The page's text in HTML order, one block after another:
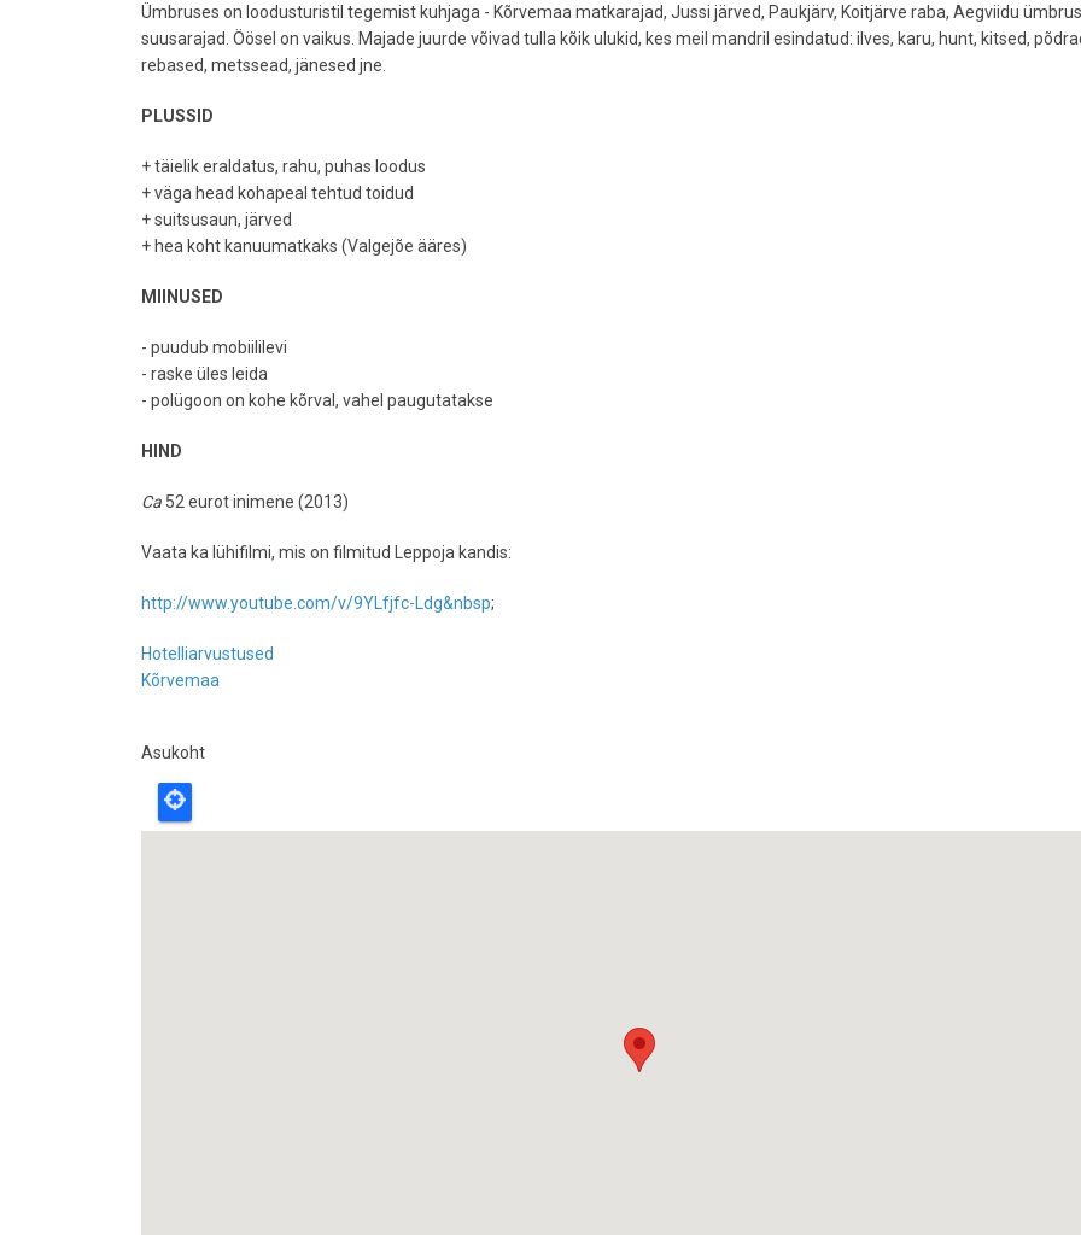
Ümbruses on loodusturistil tegemist kuhjaga - Kõrvemaa matkarajad, Jussi järved, Paukjärv, Koitjärve raba, Aegviidu
suusarajad. Öösel on vaikus. Majade juurde võivad tulla kõik ulukid, kes meil mandril esindatud: ilves, karu, hunt, kitsed,
rebased, metssead, jänesed jne.
PLUSSID
+ täielik eraldatus, rahu, puhas loodus
+ väga head kohapeal tehtud toidud
+ suitsusaun, järved
+ hea koht kanuumatkaks (Valgejõe ääres)
MIINUSED
- puudub mobiililevi
- raske üles leida
- polügoon on kohe kõrval, vahel paugutatakse
HIND
Ca 52 eurot inimene (2013)
Vaata ka lühifilmi, mis on filmitud Leppoja kandis:
http://www.youtube.com/v/9YLfjfc-Ldg&nbsp;
Hotelliarvustused
Kõrvemaa
Asukoht